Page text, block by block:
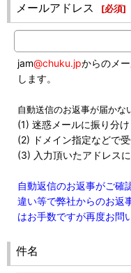
メールアドレス [必須]
jam@chuku.jpからのメ
します。
自動送信のお返事が届かな
(1) 迷惑メールに振り分
(2) ドメイン指定などで
(3) 入力頂いたアドレス
自動返信のお返事がご確
違い等で弊社からのお返
はお手数ですが再度お問
件名